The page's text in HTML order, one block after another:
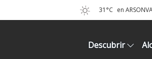
31°C en
Descubrir